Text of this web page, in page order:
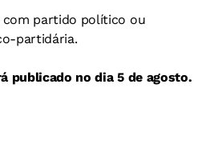
com partido político ou
partidária.
publicado no dia 5 de agosto.